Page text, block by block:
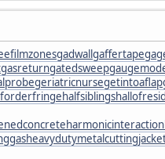
filmzonesgadwallgaffertape
gasreturngatedsweep
geriatricnursegetintoaflap
halfsiblings
harmonicinteraction
heavydutymetalcutting